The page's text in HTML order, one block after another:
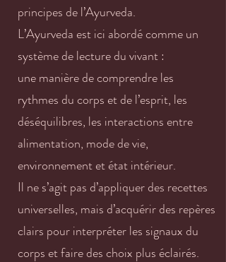
principes de l’Ayurveda.
L’Ayurveda est ici abordé comme un
système de lecture du vivant :
une manière de comprendre les
rythmes du corps et de l’esprit, les
déséquilibres, les interactions entre
alimentation, mode de vie,
environnement et état intérieur.
Il ne s’agit pas d’appliquer des recettes
universelles, mais d’acquérir des repères
clairs pour interpréter les signaux du
corps et faire des choix plus éclairés.